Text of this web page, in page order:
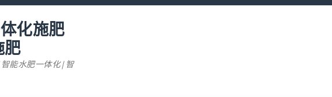
肥
能水肥一体化|智